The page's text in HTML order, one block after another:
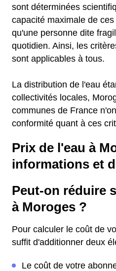
sont déterminées
capacité maximale de
qu'une personne dite
quotidien. Ainsi, les
sont applicables à tous.
La distribution de l'eau
collectivités locales,
communes de France
conformité quant à ces
Prix de l'eau à
informations et
Peut-on réduire
à Moroges ?
Pour calculer le coût de
suffit d'additionner deux
Le coût de votre